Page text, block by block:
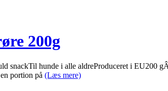
200g
snackTil hunde i alle aldreProduceret i EU200
portion på (Læs mere)